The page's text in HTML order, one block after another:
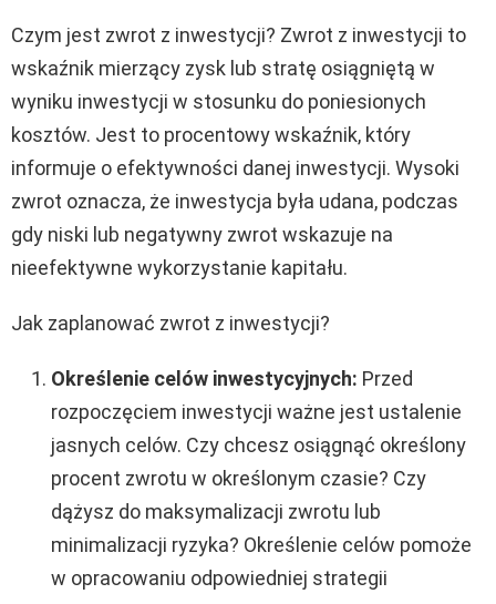
Czym jest zwrot z inwestycji? Zwrot z inwestycji to
wskaźnik mierzący zysk lub stratę osiągniętą w
wyniku inwestycji w stosunku do poniesionych
kosztów. Jest to procentowy wskaźnik, który
informuje o efektywności danej inwestycji. Wysoki
zwrot oznacza, że inwestycja była udana, podczas
gdy niski lub negatywny zwrot wskazuje na
nieefektywne wykorzystanie kapitału.
Jak zaplanować zwrot z inwestycji?
Określenie celów inwestycyjnych: Przed
rozpoczęciem inwestycji ważne jest ustalenie
jasnych celów. Czy chcesz osiągnąć określony
procent zwrotu w określonym czasie? Czy
dążysz do maksymalizacji zwrotu lub
minimalizacji ryzyka? Określenie celów pomoże
w opracowaniu odpowiedniej strategii